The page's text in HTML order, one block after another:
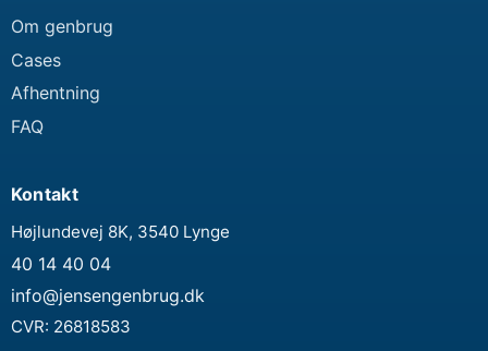
Om genbrug
Cases
Afhentning
FAQ
Kontakt
Højlundevej 8K, 3540 Lynge
40 14 40 04
info@jensengenbrug.dk
CVR: 26818583